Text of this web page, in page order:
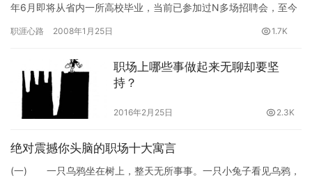
年6月即将从省内一所高校毕业，当前已参加过N多场招聘会，至今
职涯心路 2008年1月25日 1.7K
职场上哪些事做起来无聊却要坚
持？
2016年2月25日 2.3K
绝对震撼你头脑的职场十大寓言
(一) 一只乌鸦坐在树上，整天无所事事。一只小兔子看见乌鸦，